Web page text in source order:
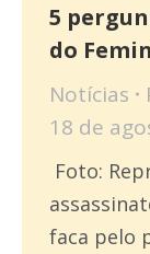
5
do
Notícias
18 de
Foto:
faca pelo